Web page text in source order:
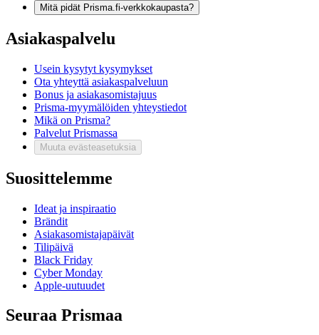
Mitä pidät Prisma.fi-verkkokaupasta?
Asiakaspalvelu
Usein kysytyt kysymykset
Ota yhteyttä asiakaspalveluun
Bonus ja asiakasomistajuus
Prisma-myymälöiden yhteystiedot
Mikä on Prisma?
Palvelut Prismassa
Muuta evästeasetuksia
Suosittelemme
Ideat ja inspiraatio
Brändit
Asiakasomistajapäivät
Tilipäivä
Black Friday
Cyber Monday
Apple-uutuudet
Seuraa Prismaa